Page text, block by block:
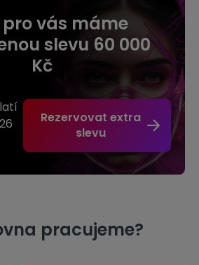
pro vás máme
slevu 60 000
Kč
Rezervovat extra
slevu
pracujeme?